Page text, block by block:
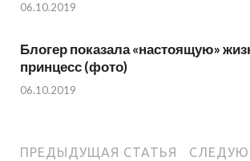
06.10.2019
Блогер показала «настоящую»
принцесс (фото)
06.10.2019
ПРЕДЫДУЩАЯ СТАТЬЯ